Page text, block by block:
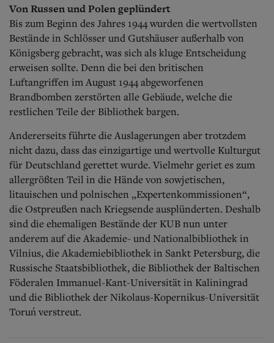
Von Russen und Polen geplündert
Bis zum Beginn des Jahres 1944 wurden die wertvollsten
Bestände in Schlösser und Gutshäuser außerhalb von
Königsberg gebracht, was sich als kluge Entscheidung
erweisen sollte. Denn die bei den britischen
Luftangriffen im August 1944 abgeworfenen
Brandbomben zerstörten alle Gebäude, welche die
restlichen Teile der Bibliothek bargen.
Andererseits führte die Auslagerungen aber trotzdem
nicht dazu, dass das einzigartige und wertvolle Kulturgut
für Deutschland gerettet wurde. Vielmehr geriet es zum
allergrößten Teil in die Hände von sowjetischen,
litauischen und polnischen „Expertenkommissionen“,
die Ostpreußen nach Kriegsende ausplünderten. Deshalb
sind die ehemaligen Bestände der KUB nun unter
anderem auf die Akademie- und Nationalbibliothek in
Vilnius, die Akademiebibliothek in Sankt Petersburg, die
Russische Staatsbibliothek, die Bibliothek der Baltischen
Föderalen Immanuel-Kant-Universität in Kaliningrad
und die Bibliothek der Nikolaus-Kopernikus-Universität
Toruń verstreut.